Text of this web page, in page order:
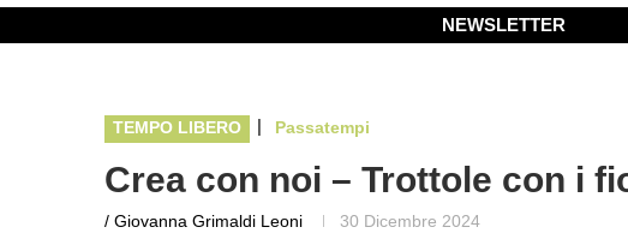
NEWSLETTER
TEMPO LIBERO | Passatempi
Crea con noi – Trottole con i
/ Giovanna Grimaldi Leoni 30 Dicembre 2024